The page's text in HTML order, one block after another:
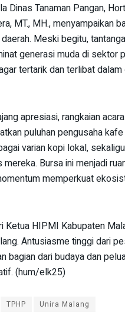
Dinas Tanaman Pangan,
MT., MH., menyampaikan
Meski begitu,
generasi muda di sektor
tertarik dan terlibat
apresiasi, rangkaian
puluhan pengusaha
varian kopi lokal,
Bursa ini menjadi
memperkuat
Ketua HIPMI Kabupaten
Antusiasme tinggi dari
bagian dari budaya dan
(hum/elk25)
TPHP Unira Malang